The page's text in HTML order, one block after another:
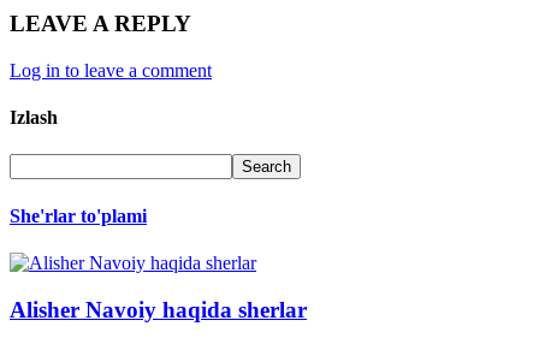
LEAVE A REPLY
Log in to leave a comment
Izlash
She'rlar to'plami
Alisher Navoiy haqida sherlar